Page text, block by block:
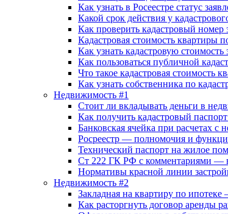
Как узнать в Росеестре статус
Какой срок действия у
Как проверить кадастровый номер
Кадастровая стоимость квартиры
Как узнать кадастровую
Как пользоваться публичной
Что такое кадастровая стоимость
Как узнать собственника по
Недвижимость #1
Стоит ли вкладывать деньги в
Как получить кадастровый
Банковская ячейка при расчетах
Росреестр — полномочия и
Технический паспорт на жилое
Ст 222 ГК РФ с комментариями —
Нормативы красной линии
Недвижимость #2
Закладная на квартиру по
Как расторгнуть договор аренды